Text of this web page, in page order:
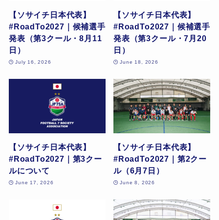
【ソサイチ日本代表】
#RoadTo2027｜候補選手
発表（第3クール・8月11
日）
July 16, 2026
【ソサイチ日本代表】
#RoadTo2027｜候補選手
発表（第3クール・7月20
日）
June 18, 2026
【ソサイチ日本代表】
#RoadTo2027｜第3クー
ルについて
June 17, 2026
【ソサイチ日本代表】
#RoadTo2027｜第2クー
ル（6月7日）
June 8, 2026